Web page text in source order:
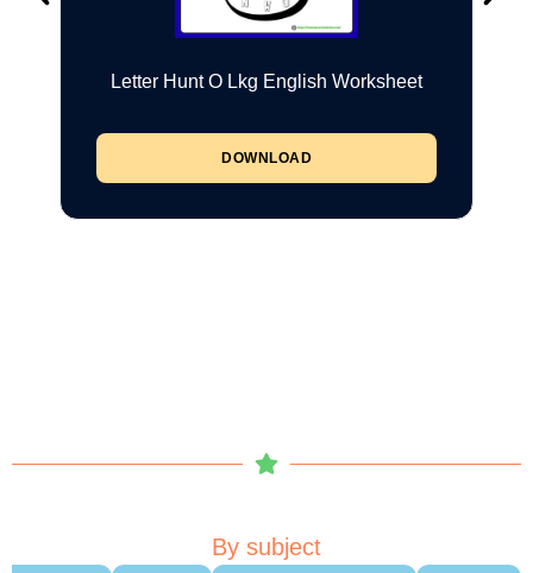
Letter Hunt O Lkg English Worksheet
DOWNLOAD
By subject